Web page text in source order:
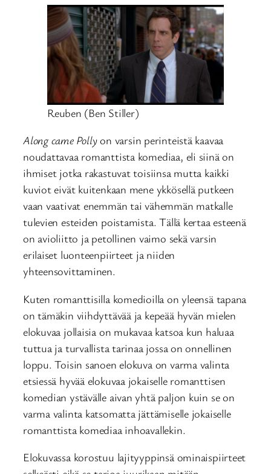
Reuben (Ben Stiller)
Along came Pollyon varsin perinteistä kaavaa
noudattavaa romanttista komediaa, eli siinä on
ihmiset jotka rakastuvat toisiinsa mutta kaikki
kuviot eivät kuitenkaan mene ykkösellä putkeen
vaan vaativat enemmän tai vähemmän matkalle
tulevien esteiden poistamista. Tällä kertaa esteenä
on avioliitto ja petollinen vaimo sekä varsin
erilaiset luonteenpiirteet ja niiden
yhteensovittaminen.
Kuten romanttisilla komedioilla on yleensä tapana
on tämäkin viihdyttävää ja kepeää hyvän mielen
elokuvaa jollaisia on mukavaa katsoa kun haluaa
tuttua ja turvallista tarinaa jossa on onnellinen
loppu. Toisin sanoen elokuva on varma valinta
etsiessä hyvää elokuvaa jokaiselle romanttisen
komedian ystävälle aivan yhtä paljon kuin se on
varma valinta katsomatta jättämiselle jokaiselle
romanttista komediaa inhoavallekin.
Elokuvassa korostuu lajityyppinsä ominaispiirteet